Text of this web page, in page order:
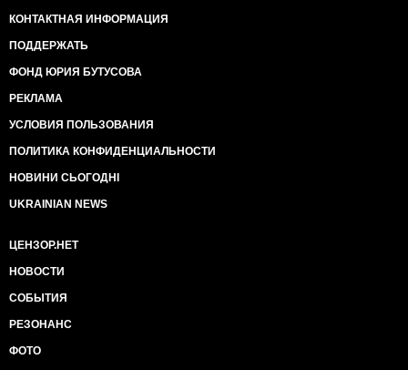
КОНТАКТНАЯ ИНФОРМАЦИЯ
ПОДДЕРЖАТЬ
ФОНД ЮРИЯ БУТУСОВА
РЕКЛАМА
УСЛОВИЯ ПОЛЬЗОВАНИЯ
ПОЛИТИКА КОНФИДЕНЦИАЛЬНОСТИ
НОВИНИ СЬОГОДНІ
UKRAINIAN NEWS
ЦЕНЗОР.НЕТ
НОВОСТИ
СОБЫТИЯ
РЕЗОНАНС
ФОТО